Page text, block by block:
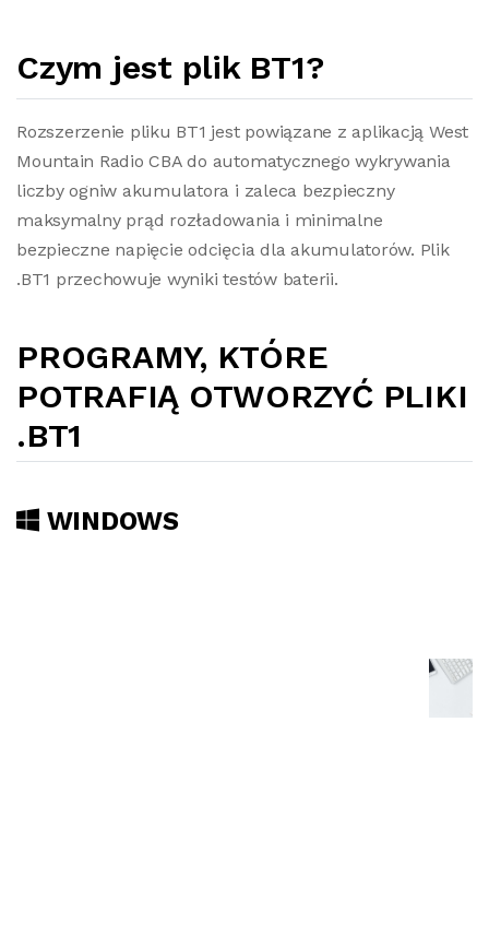
Czym jest plik BT1?
Rozszerzenie pliku BT1 jest powiązane z aplikacją West
Mountain Radio CBA do automatycznego wykrywania
liczby ogniw akumulatora i zaleca bezpieczny
maksymalny prąd rozładowania i minimalne
bezpieczne napięcie odcięcia dla akumulatorów. Plik
.BT1 przechowuje wyniki testów baterii.
PROGRAMY, KTÓRE
POTRAFIĄ OTWORZYĆ PLIKI
.BT1
WINDOWS